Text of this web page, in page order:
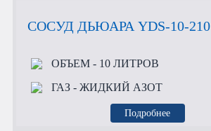
СОСУД ДЬЮАРА YDS-10-210
ОБЪЕМ- 10 ЛИТРОВ
ГАЗ- ЖИДКИЙ АЗОТ
Подробнее